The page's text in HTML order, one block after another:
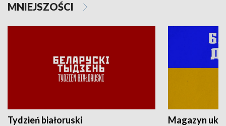
MNIEJSZOŚCI
Tydzień białoruski Magazyn